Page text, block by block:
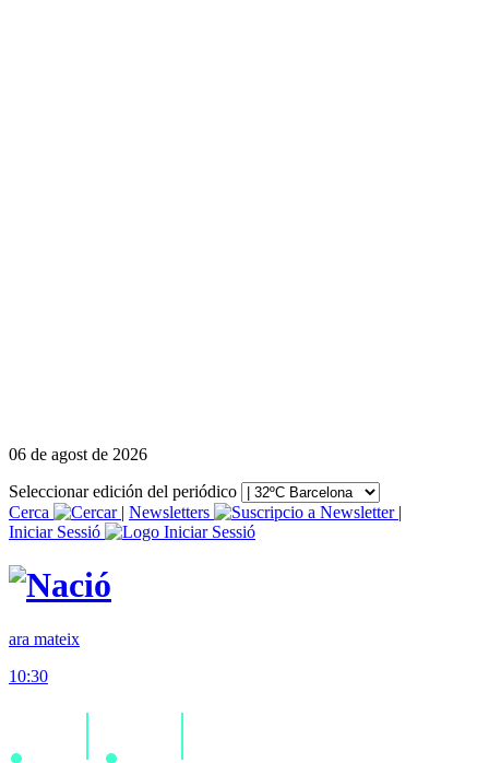
06 de agost de 2026
Seleccionar edición del periódico
Cerca
| Newsletters
|
Iniciar Sessió
ara mateix
10:30